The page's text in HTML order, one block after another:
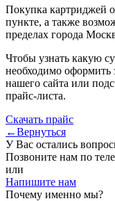
Покупка картриджей
пункте, а также
пределах города
Чтобы узнать какую
необходимо оформить
нашего сайта или
прайс-листа.
Скачать прайс
←Вернуться
У Вас остались
Позвоните нам по
или
Напишите нам
Почему именно мы?